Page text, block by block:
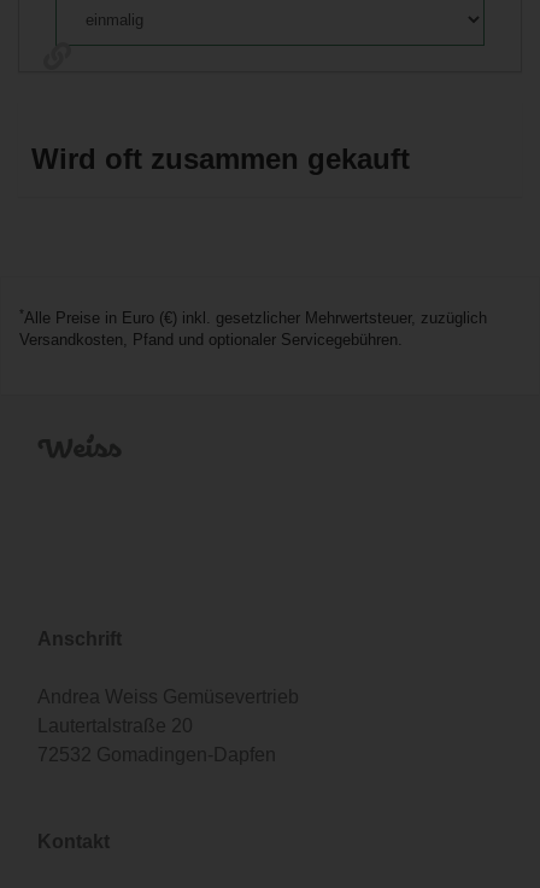
*Alle Preise in Euro (€) inkl. gesetzlicher Mehrwertsteuer, zuzüglich
Versandkosten, Pfand und optionaler Servicegebühren.
Anschrift
Andrea Weiss Gemüsevertrieb
Lautertalstraße 20
72532 Gomadingen-Dapfen
Kontakt